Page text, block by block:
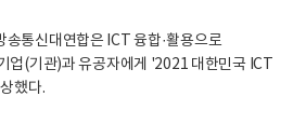
송통신대연합은 ICT 융합·활용으로
업(기관)과 유공자에게 '2021 대한민국 ICT
했다.